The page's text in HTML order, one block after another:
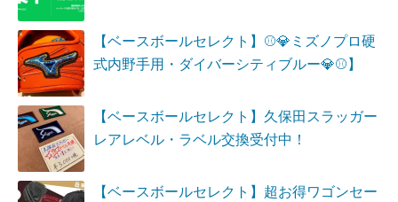
【ベースボールセレクト】⚾💎ミズノプロ硬
式内野手用・ダイバーシティブルー💎⚾】
【ベースボールセレクト】久保田スラッガー
レアレベル・ラベル交換受付中！
【ベースボールセレクト】超お得ワゴンセー